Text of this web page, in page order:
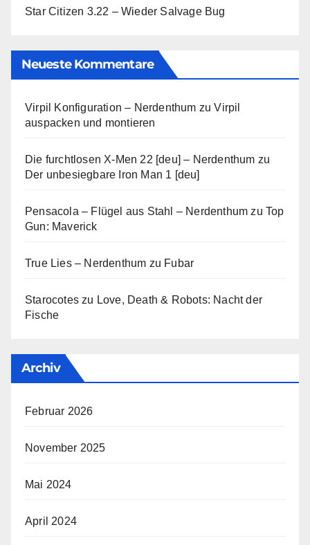
Star Citizen 3.22 – Wieder Salvage Bug
Neueste Kommentare
Virpil Konfiguration – Nerdenthum zuVirpil
auspacken und montieren
Die furchtlosen X-Men 22 [deu] – Nerdenthum zu
Der unbesiegbare Iron Man 1 [deu]
Pensacola – Flügel aus Stahl – Nerdenthum zuTop
Gun: Maverick
True Lies – Nerdenthum zu Fubar
Starocotes zu Love, Death & Robots: Nacht der
Fische
Archiv
Februar 2026
November 2025
Mai 2024
April 2024